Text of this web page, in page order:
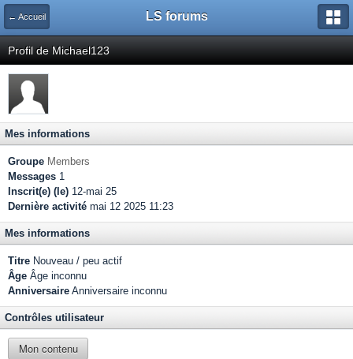
← Accueil LS forums
Profil de Michael123
Mes informations
Groupe Members
Messages 1
Inscrit(e) (le) 12-mai 25
Dernière activité mai 12 2025 11:23
Mes informations
Titre Nouveau / peu actif
Âge Âge inconnu
Anniversaire Anniversaire inconnu
Contrôles utilisateur
Mon contenu